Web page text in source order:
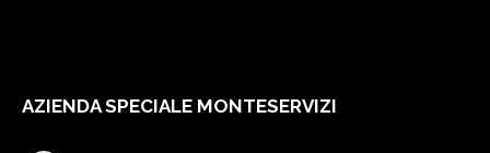
AZIENDA SPECIALE MONTESERVIZI